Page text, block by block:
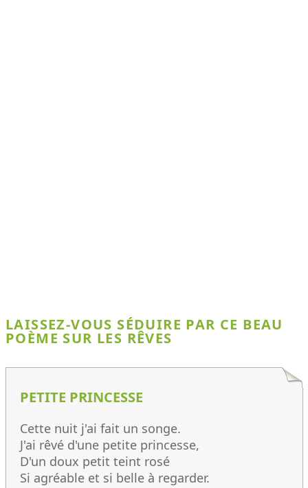
LAISSEZ-VOUS SÉDUIRE PAR CE BEAU
POÈME SUR LES RÊVES
PETITE PRINCESSE
Cette nuit j'ai fait un songe.
J'ai rêvé d'une petite princesse,
D'un doux petit teint rosé
Si agréable et si belle à regarder.